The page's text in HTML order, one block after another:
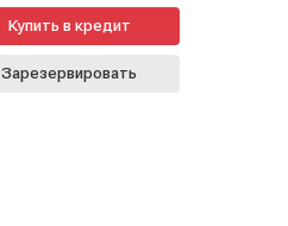
Купить в кредит
Зарезервировать